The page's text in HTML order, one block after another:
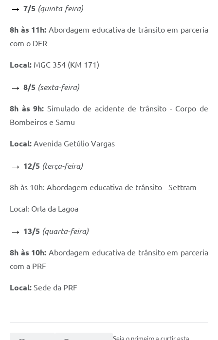
→ ​ 7/5 (quinta-feira)
8h às 11h: Abordagem educativa de trânsito em parceria
com o DER
Local: MGC 354 (KM 171)
→ ​ 8/5 (sexta-feira)
8h às 9h: Simulado de acidente de trânsito - Corpo de
Bombeiros e Samu
Local: Avenida Getúlio Vargas
→ ​ 12/5 (terça-feira)
8h às 10h: Abordagem educativa de trânsito - Settram
Local: Orla da Lagoa
→ ​ 13/5 (quarta-feira)
8h às 10h: Abordagem educativa de trânsito em parceria
com a PRF
Local: Sede da PRF